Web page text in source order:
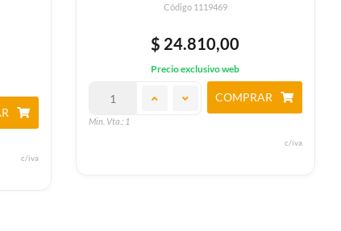
c/iva
Código 1119469
$ 24.810,00
Precio exclusivo web
Min. Vta.: 1
COMPRAR
c/iva